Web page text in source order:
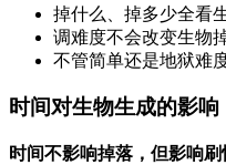
掉什么、掉多少全看
调难度不会改变生物
不管简单还是地狱难
时间对生物生成的影响
时间不影响掉落，但影响刷